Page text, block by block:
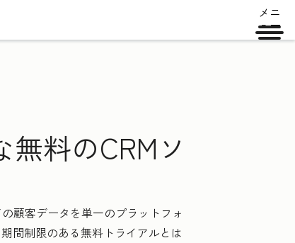
メニ
ュー
料のCRMソ
顧客データを単一のプラットフォ
間制限のある無料トライアルとは